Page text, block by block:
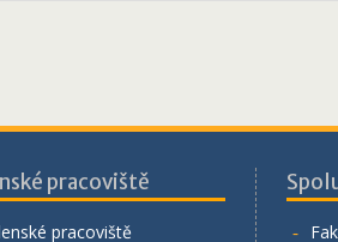
pracoviště
pracoviště